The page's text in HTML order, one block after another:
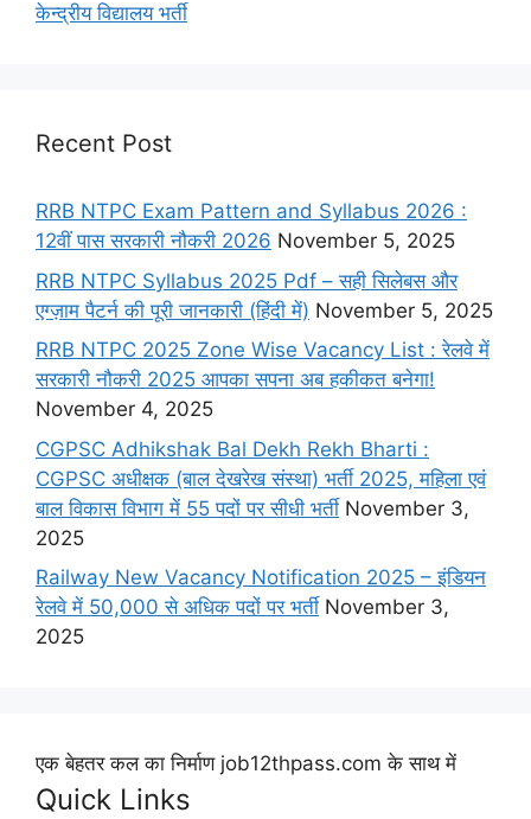
केन्द्रीय विद्यालय भर्ती
Recent Post
RRB NTPC Exam Pattern and Syllabus 2026 :
12वीं पास सरकारी नौकरी 2026 November 5, 2025
RRB NTPC Syllabus 2025 Pdf – सही सिलेबस और
एग्ज़ाम पैटर्न की पूरी जानकारी (हिंदी में) November 5, 2025
RRB NTPC 2025 Zone Wise Vacancy List : रेलवे में
सरकारी नौकरी 2025 आपका सपना अब हकीकत बनेगा!
November 4, 2025
CGPSC Adhikshak Bal Dekh Rekh Bharti :
CGPSC अधीक्षक (बाल देखरेख संस्था) भर्ती 2025, महिला एवं
बाल विकास विभाग में 55 पदों पर सीधी भर्ती November 3,
2025
Railway New Vacancy Notification 2025 – इंडियन
रेलवे में 50,000 से अधिक पदों पर भर्ती November 3,
2025
एक बेहतर कल का निर्माण job12thpass.com के साथ में
Quick Links